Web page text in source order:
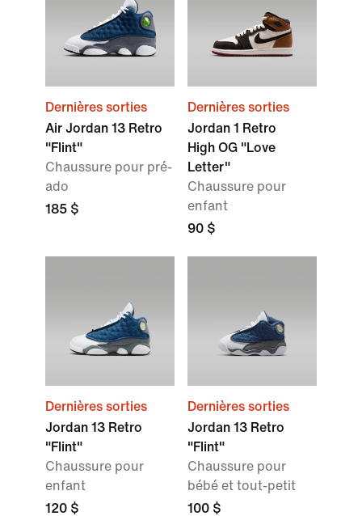
Dernières sorties
Air Jordan 13 Retro
"Flint"
Chaussure pour pré-
ado
185 $
Dernières sorties
Jordan 1 Retro
High OG "Love
Letter"
Chaussure pour
enfant
90 $
Dernières sorties
Jordan 13 Retro
"Flint"
Chaussure pour
enfant
120 $
Dernières sorties
Jordan 13 Retro
"Flint"
Chaussure pour
bébé et tout-petit
100 $